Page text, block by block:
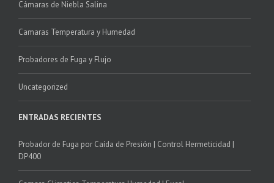
Cámaras de Niebla Salina
Camaras Temperatura y Humedad
Probadores de Fuga y Flujo
Uncategorized
ENTRADAS RECIENTES
Probador de Fuga por Caída de Presión | Control Hermeticidad |
DP400